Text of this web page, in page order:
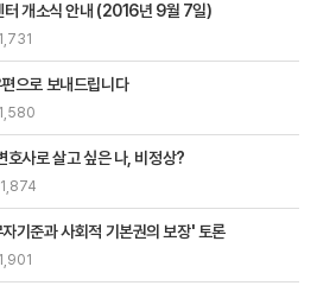
터 개소식 안내 (2016년 9월 7일)
으로 보내드립니다
사로 살고 싶은 나, 비정상?
기준과 사회적 기본권의 보장' 토론